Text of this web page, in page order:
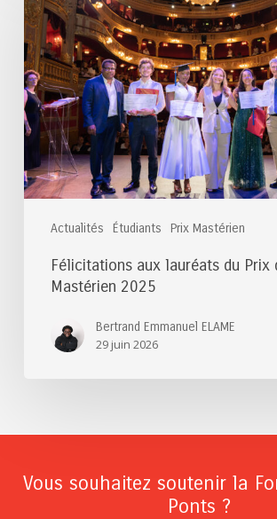
Actualités Étudiants Prix Mastérien
lauréats
du
Prix
du
Mastérien
2025
Félicitations aux lauréats du Prix
Mastérien 2025
Bertrand Emmanuel ELAME
29 juin 2026
Vous souhaitez soutenir la
Ponts ?